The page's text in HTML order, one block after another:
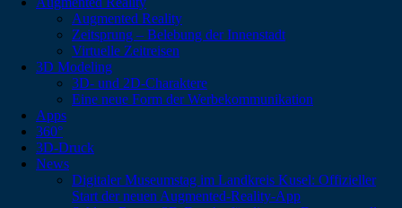
Augmented Reality
Zeitsprung – Belebung der Innenstadt
Virtuelle Zeitreisen
3D Modeling
3D- und 2D-Charaktere
Eine neue Form der Werbekommunikation
Apps
360°
3D-Druck
News
Digitaler Museumstag im Landkreis Kusel: Offizieller
Start der neuen Augmented-Reality-App